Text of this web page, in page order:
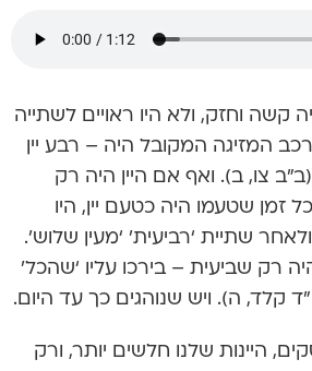
קשה וחזק, ולא היו ראויים לשתייה
המזיגה המקובל היה – רבע יין
צו, ב). ואף אם היין היה רק
זמן שטעמו היה כטעם יין, היו
שתיית ‘רביעית’ ‘מעין שלוש’.
רק שביעית – בירכו עליו ‘שהכל’
קלד, ה). ויש שנוהגים כך עד היום.
היינות שלנו חלשים יותר, ורק